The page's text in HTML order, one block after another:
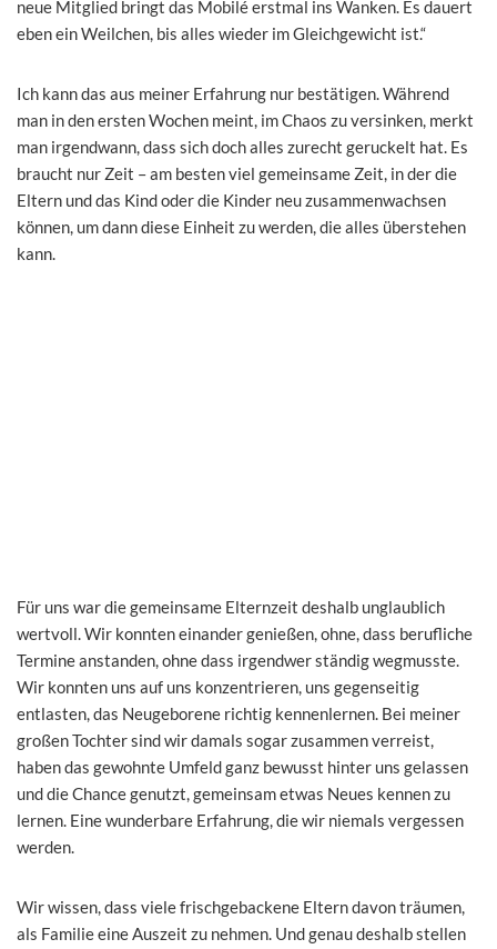
neue Mitglied bringt das Mobilé erstmal ins Wanken. Es dauert
eben ein Weilchen, bis alles wieder im Gleichgewicht ist.“
Ich kann das aus meiner Erfahrung nur bestätigen. Während
man in den ersten Wochen meint, im Chaos zu versinken, merkt
man irgendwann, dass sich doch alles zurecht geruckelt hat. Es
braucht nur Zeit – am besten viel gemeinsame Zeit, in der die
Eltern und das Kind oder die Kinder neu zusammenwachsen
können, um dann diese Einheit zu werden, die alles überstehen
kann.
Für uns war die gemeinsame Elternzeit deshalb unglaublich
wertvoll. Wir konnten einander genießen, ohne, dass berufliche
Termine anstanden, ohne dass irgendwer ständig wegmusste.
Wir konnten uns auf uns konzentrieren, uns gegenseitig
entlasten, das Neugeborene richtig kennenlernen. Bei meiner
großen Tochter sind wir damals sogar zusammen verreist,
haben das gewohnte Umfeld ganz bewusst hinter uns gelassen
und die Chance genutzt, gemeinsam etwas Neues kennen zu
lernen. Eine wunderbare Erfahrung, die wir niemals vergessen
werden.
Wir wissen, dass viele frischgebackene Eltern davon träumen,
als Familie eine Auszeit zu nehmen. Und genau deshalb stellen